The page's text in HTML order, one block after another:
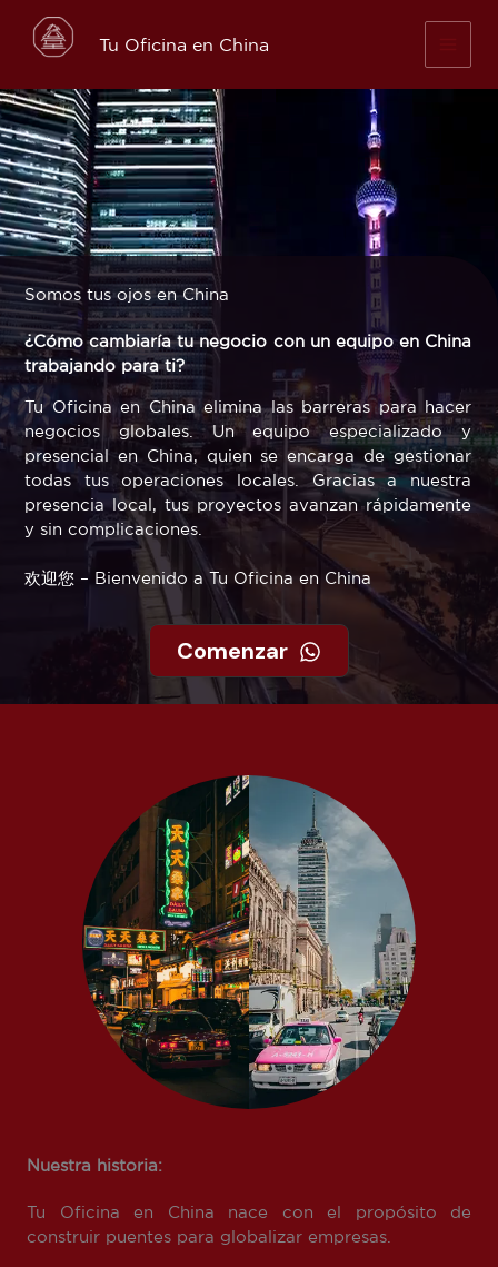
content
Tu Oficina en China
Somos tus ojos en China
¿Cómo cambiaría tu negocio con un equipo en China
trabajando para ti?
Tu Oficina en China elimina las barreras para hacer
negocios globales. Un equipo especializado y
presencial en China, quien se encarga de gestionar
todas tus operaciones locales. Gracias a nuestra
presencia local, tus proyectos avanzan rápidamente
y sin complicaciones.
欢迎您 – Bienvenido a Tu Oficina en China
Comenzar
Nuestra historia:
Tu Oficina en China nace con el propósito de
construir puentes para globalizar empresas.